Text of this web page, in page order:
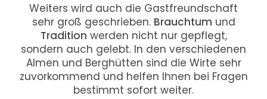
Weiters wird auch die Gastfreundschaft
sehr groß geschrieben. Brauchtum und
Tradition werden nicht nur gepflegt,
sondern auch gelebt. In den verschiedenen
Almen und Berghütten sind die Wirte sehr
zuvorkommend und helfen Ihnen bei Fragen
bestimmt sofort weiter.